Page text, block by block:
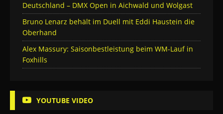
Deutschland – DMX Open in Aichwald und Wolgast
Bruno Lenarz behält im Duell mit Eddi Haustein die
Oberhand
Alex Massury: Saisonbestleistung beim WM-Lauf in
Foxhills
YOUTUBE VIDEO